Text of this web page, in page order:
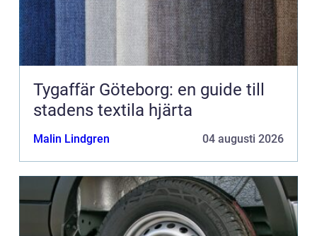
Tygaffär Göteborg: en guide till
stadens textila hjärta
Malin Lindgren 04 augusti 2026